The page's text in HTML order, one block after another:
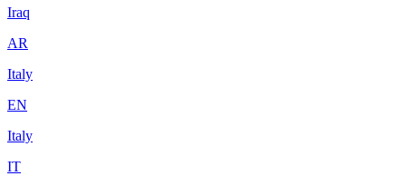
Iraq
AR
Italy
EN
Italy
IT